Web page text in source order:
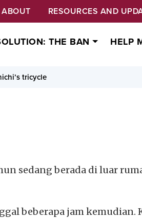
ABOUT RESOURCES AND
THE BAN HELP
tricycle
sedang berada di luar
beberapa jam kemudian.